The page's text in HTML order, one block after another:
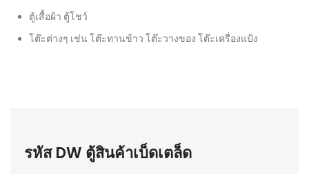
ตู้เสื้อผ้า ตู้โชว์
โต๊ะต่างๆ เช่น โต๊ะทานข้าว โต๊ะวางของ โต๊ะเครื่องแป้ง
รหัส DW ตู้สินค้าเบ็ดเตล็ด